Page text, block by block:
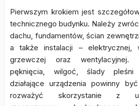
Pierwszym krokiem jest
technicznego budynku. Należy
dachu, fundamentów, ścian
a także instalacji – elektrycznej,
grzewczej oraz wentylacyjnej.
pęknięcia, wilgoć, ślady pleśni
działające urządzenia powinny
rozważyć skorzystanie z